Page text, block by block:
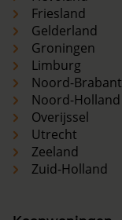
Friesland
Gelderland
Groningen
Limburg
Noord-Brabant
Noord-Holland
Overijssel
Utrecht
Zeeland
Zuid-Holland